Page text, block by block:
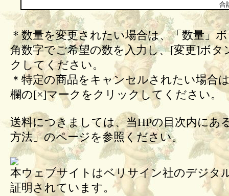
合
＊数量を変更されたい場合は、「数量」
角数字でご希望の数を入力し、[変更]ボタ
クしてください。
＊特定の商品をキャンセルされたい場合
欄の[×]マークをクリックしてください。
送料につきましては、当HPの目次内にあ
方法」のページを参照ください。
本ウェブサイトはベリサイン社のデジタ
証明されています。